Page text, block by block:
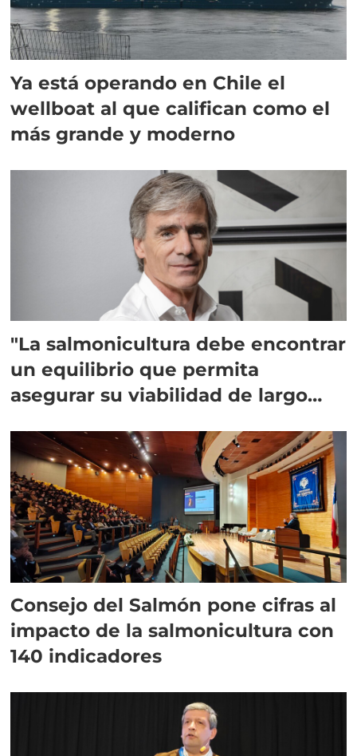
Ya está operando en Chile el
wellboat al que califican como el
más grande y moderno
"La salmonicultura debe encontrar
un equilibrio que permita
asegurar su viabilidad de largo
Consejo del Salmón pone cifras al
impacto de la salmonicultura con
140 indicadores